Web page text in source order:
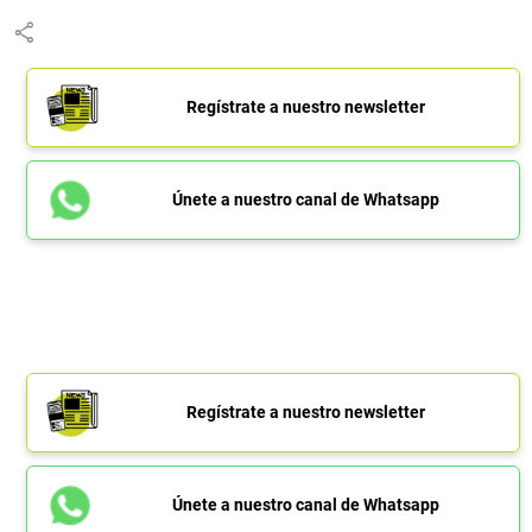
share
Regístrate a nuestro newsletter
Únete a nuestro canal de Whatsapp
Regístrate a nuestro newsletter
Únete a nuestro canal de Whatsapp